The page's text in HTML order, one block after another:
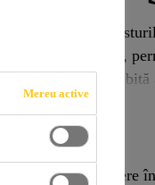
etansarea
Aplicat pe rost,
calitatea deosebită
flexibilă
la locul de punere
Mereu active